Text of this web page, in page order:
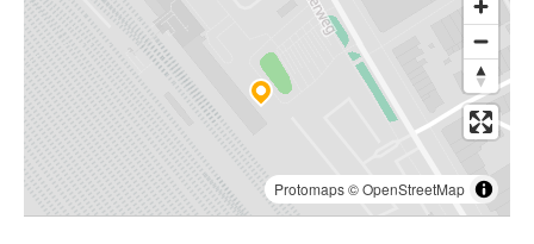
Protomaps©OpenStreetMap